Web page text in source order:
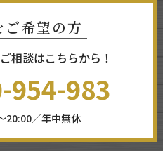
ご希望の方
相談はこちらから！
954-983
20:00／年中無休